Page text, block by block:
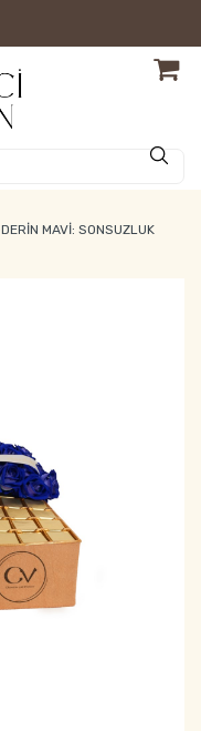
MAVI: SONSUZLUK